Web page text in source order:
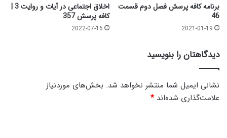
برنامه کافه پرسش فصل دوم قسمت
46
2021-01-19
اخلاق اجتماعی در آیات و روایت 3 |
کافه پرسش 357
2022-07-16
دیدگاهتان را بنویسید
نشانی ایمیل شما منتشر نخواهد شد. بخش‌های موردنیاز
علامت‌گذاری شده‌اند*